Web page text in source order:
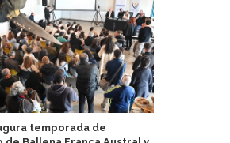
temporada de